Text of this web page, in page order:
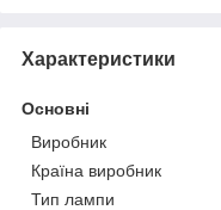
Характеристики
Основні
Виробник
Країна виробник
Тип лампи